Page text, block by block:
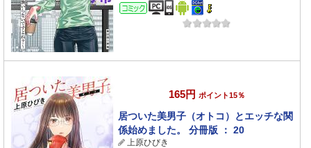
コミック
165円 ポイント15％
居ついた美男子（オトコ）とエッチな関
係始めました。 分冊版 ： 20
上原ひびき